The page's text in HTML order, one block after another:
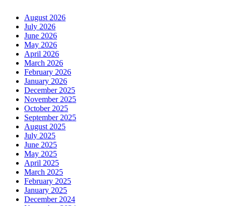
February 2026
January 2026
December 2025
November 2025
October 2025
September 2025
August 2025
July 2025
June 2025
May 2025
April 2025
March 2025
February 2025
January 2025
December 2024
November 2024
October 2024
September 2024
August 2024
July 2024
June 2024